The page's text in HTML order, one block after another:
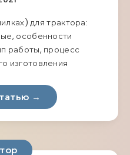
для трактора:
особенности
работы, процесс
изготовления
→